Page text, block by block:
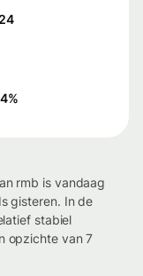
%
rmb is vandaag
gisteren. In de
stabiel
opzichte van 7